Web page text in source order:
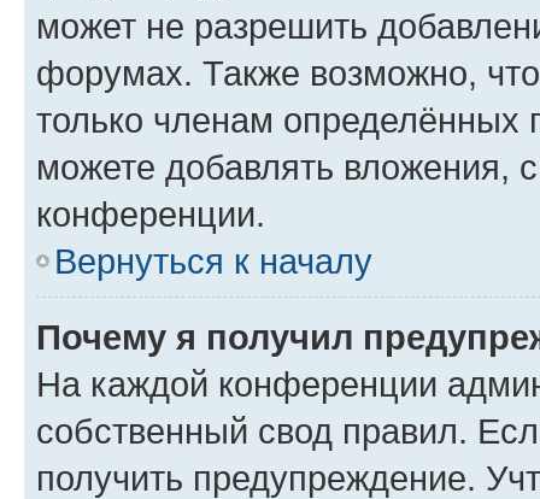
может не разрешить
форумах. Также возможно,
только членам определённых
можете добавлять вложения,
конференции.
Вернуться к началу
Почему я получил
На каждой конференции
собственный свод правил.
получить предупреждение.